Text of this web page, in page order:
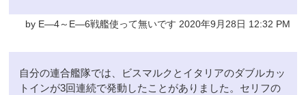
by E―4～E―6戦艦使って無いです 2020年9月28日 12:32 PM
自分の連合艦隊では、ビスマルクとイタリアのダブルカッ
トインが3回連続で発動したことがありました。セリフの